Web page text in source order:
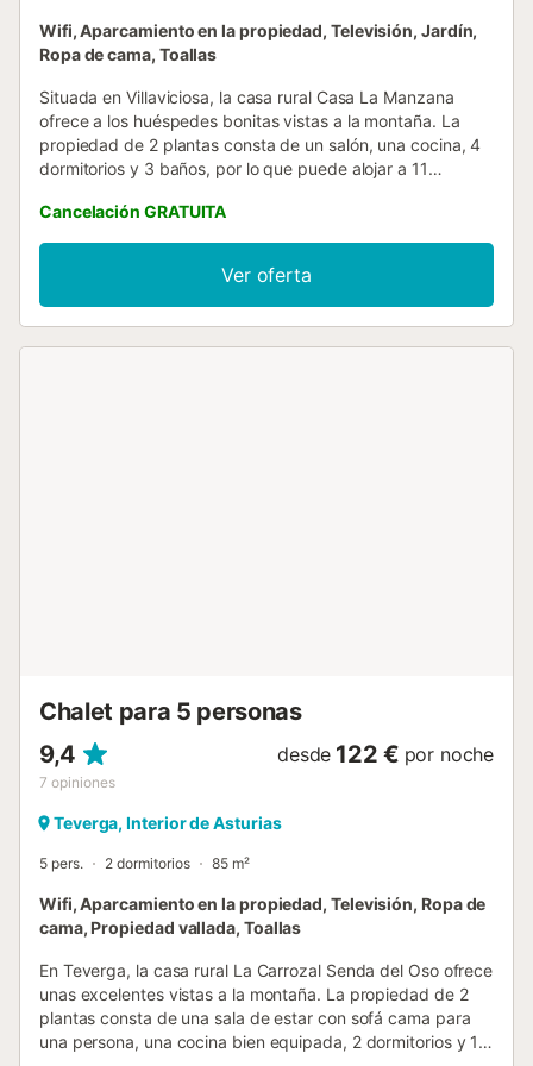
Wifi, Aparcamiento en la propiedad, Televisión, Jardín,
Ropa de cama, Toallas
Situada en Villaviciosa, la casa rural Casa La Manzana
ofrece a los huéspedes bonitas vistas a la montaña. La
propiedad de 2 plantas consta de un salón, una cocina, 4
dormitorios y 3 baños, por lo que puede alojar a 11
espacio de trabajo dedicado para la oficina en casa, una
televisión, así como una lavadora. También hay 2 cunas
disponibles. Este alojamiento no ofrece: aire
acondicionado. Este alquiler de vacaciones ofrece un
espacio privado al aire libre con jardín, terraza
Cancelación GRATUITA
Ver oferta
Chalet para 5 personas
9,4
7 opiniones
desde 122 € por noche
Teverga, Interior de Asturias
5 pers. 2 dormitorios 85 m²
Wifi, Aparcamiento en la propiedad, Televisión, Ropa de
cama, Propiedad vallada, Toallas
En Teverga, la casa rural La Carrozal Senda del Oso ofrece
unas excelentes vistas a la montaña. La propiedad de 2
plantas consta de una sala de estar con sofá cama para
una persona, una cocina bien equipada, 2 dormitorios y 1